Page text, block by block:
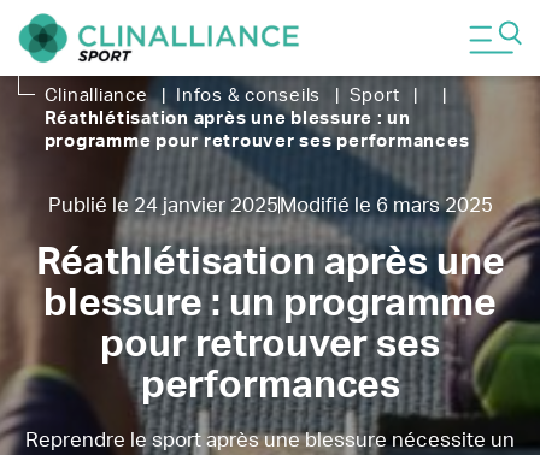
Clinalliance Infos & conseils Sport
Réathlétisation après une blessure : un
programme pour retrouver ses performances
Publié le 24 janvier 2025 Modifié le 6 mars 2025
Réathlétisation après une
blessure : un programme
pour retrouver ses
performances
Reprendre le sport après une blessure nécessite un